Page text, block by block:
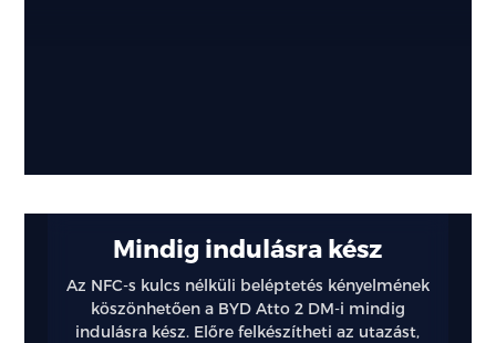
Mindig indulásra kész
Az NFC-s kulcs nélküli beléptetés kényelmének
köszönhetően a BYD Atto 2 DM-i mindig
indulásra kész. Előre felkészítheti az utazást,